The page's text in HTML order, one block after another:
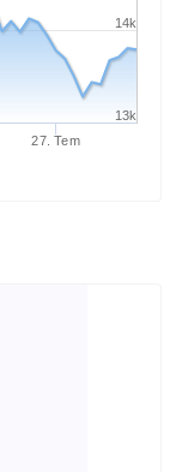
27. Tem
13k
14k